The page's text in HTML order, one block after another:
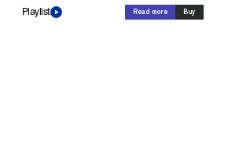
Playlist Read more Buy